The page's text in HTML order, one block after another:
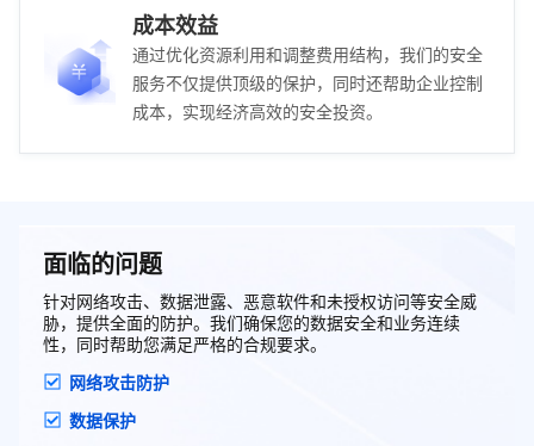
成本效益
通过优化资源利用和调整费用结构，我们的安全
服务不仅提供顶级的保护，同时还帮助企业控制
成本，实现经济高效的安全投资。
面临的问题
针对网络攻击、数据泄露、恶意软件和未授权访问等安全威
胁，提供全面的防护。我们确保您的数据安全和业务连续
性，同时帮助您满足严格的合规要求。
网络攻击防护
数据保护